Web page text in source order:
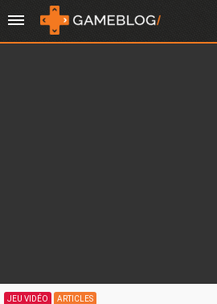
JEU VIDÉO ARTICLES